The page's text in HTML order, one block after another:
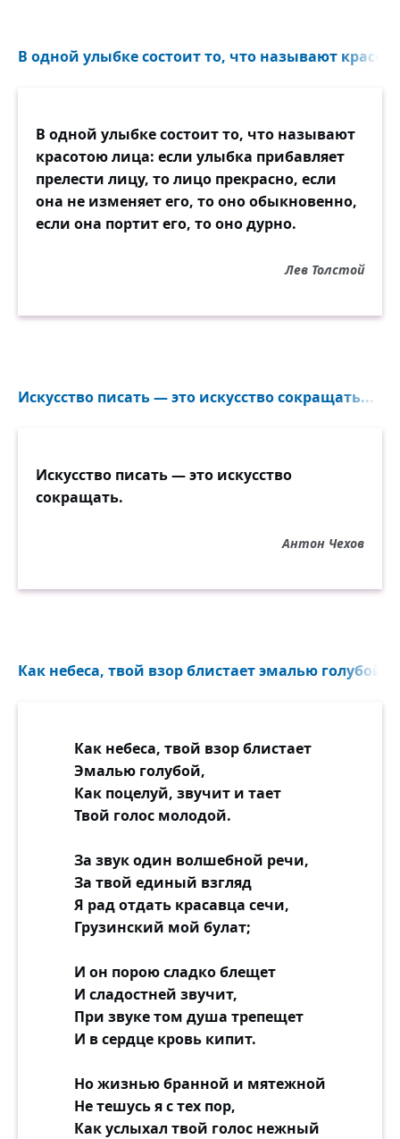
В одной улыбке состоит то, что называют
В одной улыбке состоит то, что называют
красотою лица: если улыбка прибавляет
прелести лицу, то лицо прекрасно, если
она не изменяет его, то оно обыкновенно,
если она портит его, то оно дурно.
Лев Толстой
Искусство писать — это искусство сокращать...
Искусство писать — это искусство
сокращать.
Антон Чехов
Как небеса, твой взор блистает эмалью голубой...
Как небеса, твой взор блистает
Эмалью голубой,
Как поцелуй, звучит и тает
Твой голос молодой.
За звук один волшебной речи,
За твой единый взгляд
Я рад отдать красавца сечи,
Грузинский мой булат;
И он порою сладко блещет
И сладостней звучит,
При звуке том душа трепещет
И в сердце кровь кипит.
Но жизнью бранной и мятежной
Не тешусь я с тех пор,
Как услыхал твой голос нежный